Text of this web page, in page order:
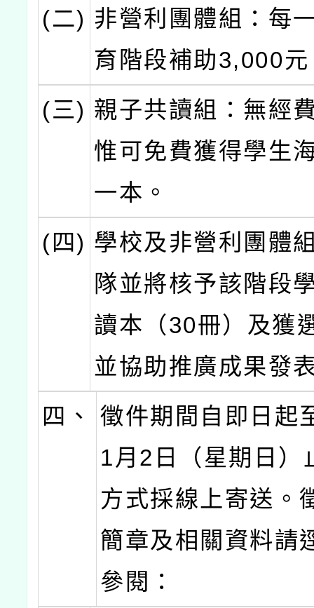
(二) 非營利團體組：每
育階段補助3,000
(三) 親子共讀組：無經
惟可免費獲得學生
一本。
(四) 學校及非營利團體
隊並將核予該階段
讀本（30冊）及獲
並協助推廣成果發
四、
徵件期間自即日起
1月2日（星期日）
方式採線上寄送。
簡章及相關資料請
參閱：